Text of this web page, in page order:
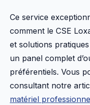
Ce service
comment le CSE
et solutions
un panel complet
préférentiels. Vous
consultant notre
matériel